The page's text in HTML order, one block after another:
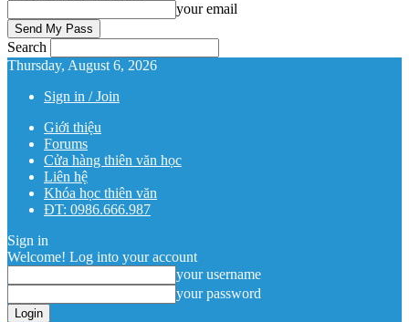
your email
Search
Thursday, August 6, 2026
Sign in / Join
Giới thiệu
Forums
Cửa hàng thiên văn học
Liên hệ
Khóa học thiên văn
ĐT: 0986.666.987
Sign in
Welcome! Log into your account
your username
your password